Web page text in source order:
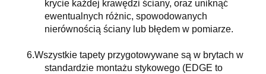
krycie każdej krawędzi ściany, oraz uniknąć
ewentualnych różnic, spowodowanych
nierównością ściany lub błędem w pomiarze.
6.Wszystkie tapety przygotowywane są w brytach w
standardzie montażu stykowego (EDGE to